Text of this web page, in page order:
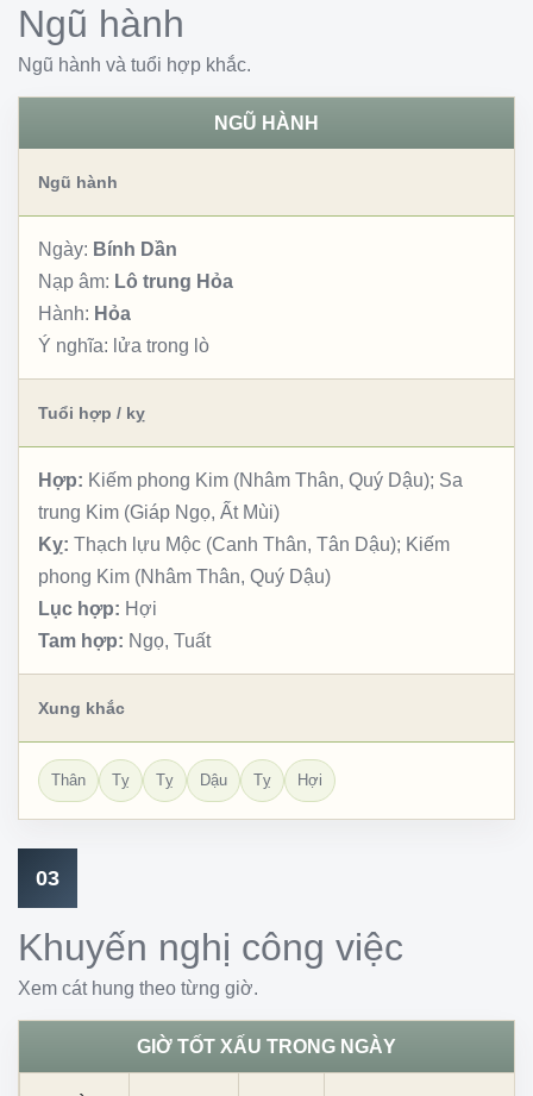
Ngũ hành
Ngũ hành và tuổi hợp khắc.
NGŨ HÀNH
Ngũ hành
Ngày: Bính Dần
Nạp âm: Lô trung Hỏa
Hành: Hỏa
Ý nghĩa: lửa trong lò
Tuổi hợp / kỵ
Hợp: Kiếm phong Kim (Nhâm Thân, Quý Dậu); Sa
trung Kim (Giáp Ngọ, Ất Mùi)
Kỵ: Thạch lựu Mộc (Canh Thân, Tân Dậu); Kiếm
phong Kim (Nhâm Thân, Quý Dậu)
Lục hợp: Hợi
Tam hợp: Ngọ, Tuất
Xung khắc
Thân Tỵ Tỵ Dậu Tỵ Hợi
03
Khuyến nghị công việc
Xem cát hung theo từng giờ.
GIỜ TỐT XẤU TRONG NGÀY